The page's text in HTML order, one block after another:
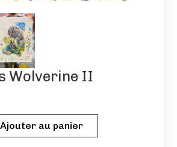
Wolverine II
Ajouter au panier
est titré, numéroté et